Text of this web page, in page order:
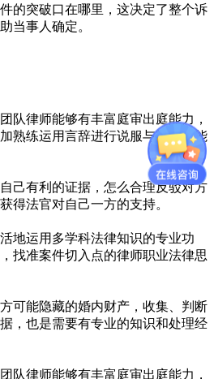
的突破口在哪里，这决定了整个诉
当事人确定。
队律师能够有丰富庭审出庭能力，
熟练运用言辞进行说服与辩论的能
己有利的证据，怎么合理反驳对方
得法官对自己一方的支持。
地运用多学科法律知识的专业功
找准案件切入点的律师职业法律思
可能隐藏的婚内财产，收集、判断
，也是需要有专业的知识和处理经
队律师能够有丰富庭审出庭能力，